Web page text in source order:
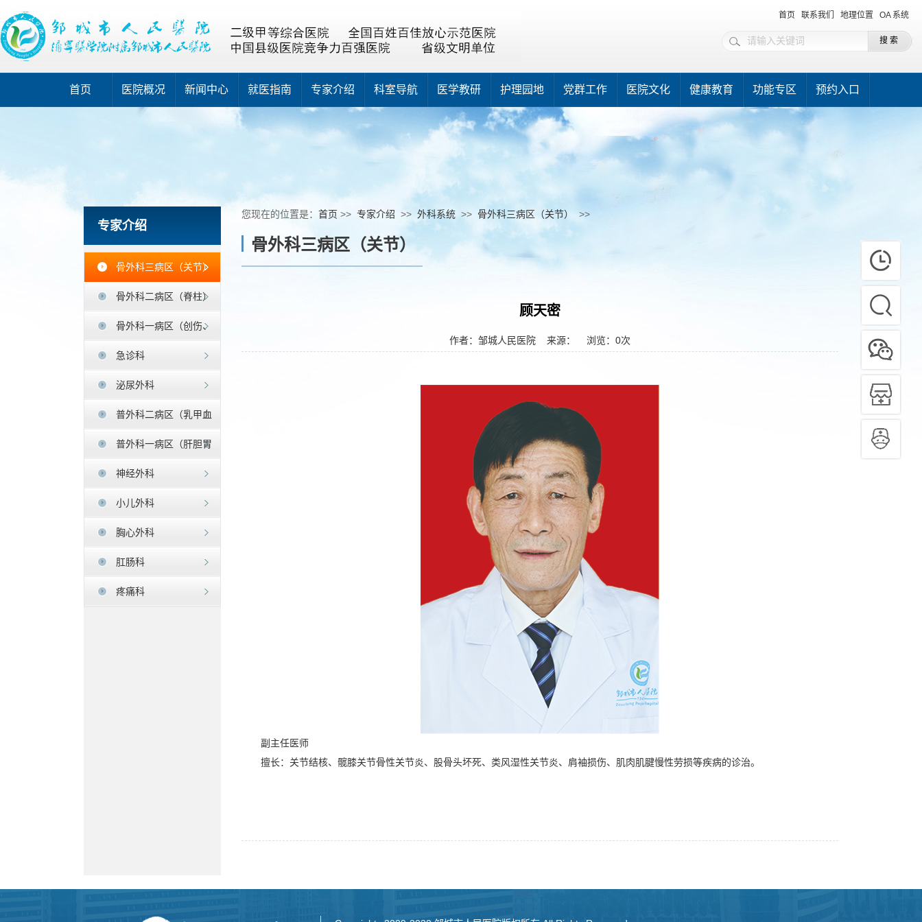
首页 联系我们 地理位置 OA 系统
首页 医院概况 新闻中心 就医指南 专家介绍 科室导航 医学教研 护理园地 党群工作 医院文化 健康教育 功能专区 预约入口
专家介绍
骨外科三病区（关节）
骨外科二病区（脊柱）
骨外科一病区（创伤、
足踝外科）
急诊科
泌尿外科
普外科二病区（乳甲血
管疝）
普外科一病区（肝胆胃
肠)
神经外科
小儿外科
胸心外科
肛肠科
疼痛科
您现在的位置是： 首页 >> 专家介绍 >> 外科系统 >> 骨外科三病区（关节） >>
骨外科三病区（关节）
顾天密
作者：邹城人民医院 来源： 浏览： 0次
副主任医师
擅长：关节结核、髋膝关节骨性关节炎、股骨头坏死、类风湿性关节炎、肩袖损伤、肌肉肌腱慢性劳损等疾病的诊治。